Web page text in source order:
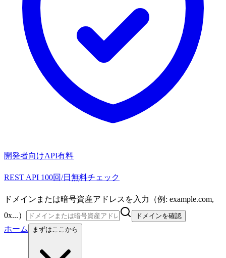
開発者向けAPI有料
REST API 100回/日無料チェック
ドメインまたは暗号資産アドレスを入力（例: example.com,
0x...）
ドメインを確認
ホーム まずはここから